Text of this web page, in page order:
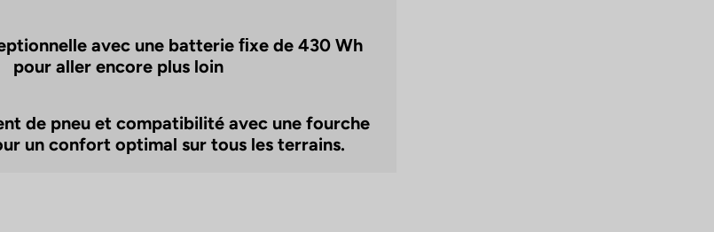
avec une batterie ﬁxe de 430 Wh
pour aller encore plus loin
de pneu et compatibilité avec une fourche
un confort optimal sur tous les terrains.